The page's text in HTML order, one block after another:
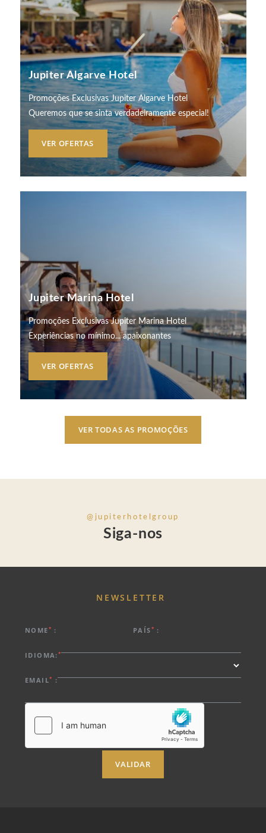
Jupiter Algarve Hotel
Promoções Exclusivas Jupiter Algarve Hotel
Queremos que se sinta verdadeiramente especial!
VER OFERTAS
Jupiter Marina Hotel
Promoções Exclusivas Jupiter Marina Hotel
Experiências no mínimo... apaixonantes
VER OFERTAS
VER TODAS AS PROMOÇÕES
@jupiterhotelgroup
Siga-nos
NOME* : PAÍS* :
IDIOMA:*
EMAIL* :
VALIDAR
NEWSLETTER